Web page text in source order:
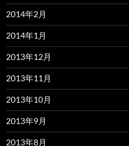
2014年2月
2014年1月
2013年12月
2013年11月
2013年10月
2013年9月
2013年8月